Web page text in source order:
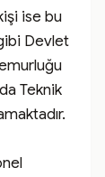
ise bu
Devlet
Teknik